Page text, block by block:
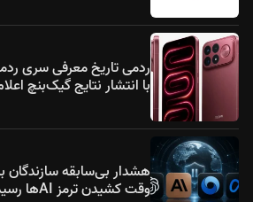
با انتشار نتایج گیک‌بنچ
هشدار بی‌سابقه
وقت کشیدن ترمز AIها رسیده است؟